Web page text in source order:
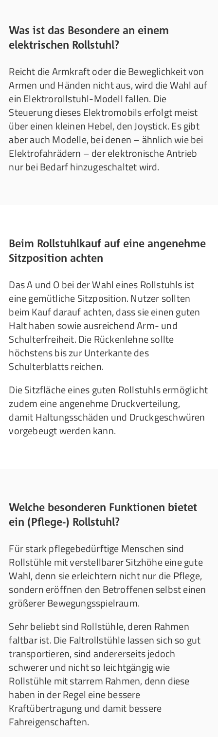
Was ist das Besondere an einem
elektrischen Rollstuhl?
Reicht die Armkraft oder die Beweglichkeit von
Armen und Händen nicht aus, wird die Wahl auf
ein Elektrorollstuhl-Modell fallen. Die
Steuerung dieses Elektromobils erfolgt meist
über einen kleinen Hebel, den Joystick. Es gibt
aber auch Modelle, bei denen – ähnlich wie bei
Elektrofahrädern – der elektronische Antrieb
nur bei Bedarf hinzugeschaltet wird.
Beim Rollstuhlkauf auf eine angenehme
Sitzposition achten
Das A und O bei der Wahl eines Rollstuhls ist
eine gemütliche Sitzposition. Nutzer sollten
beim Kauf darauf achten, dass sie einen guten
Halt haben sowie ausreichend Arm- und
Schulterfreiheit. Die Rückenlehne sollte
höchstens bis zur Unterkante des
Schulterblatts reichen.
Die Sitzfläche eines guten Rollstuhls ermöglicht
zudem eine angenehme Druckverteilung,
damit Haltungsschäden und Druckgeschwüren
vorgebeugt werden kann.
Welche besonderen Funktionen bietet
ein (Pflege-) Rollstuhl?
Für stark pflegebedürftige Menschen sind
Rollstühle mit verstellbarer Sitzhöhe eine gute
Wahl, denn sie erleichtern nicht nur die Pflege,
sondern eröffnen den Betroffenen selbst einen
größerer Bewegungsspielraum.
Sehr beliebt sind Rollstühle, deren Rahmen
faltbar ist. Die Faltrollstühle lassen sich so gut
transportieren, sind andererseits jedoch
schwerer und nicht so leichtgängig wie
Rollstühle mit starrem Rahmen, denn diese
haben in der Regel eine bessere
Kraftübertragung und damit bessere
Fahreigenschaften.